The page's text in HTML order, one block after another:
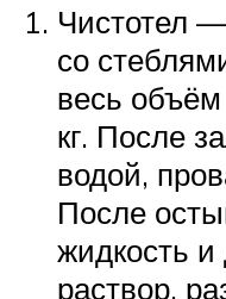
Чистотел
со
весь
кг. После
водой,
После
жидкость и
раствор,